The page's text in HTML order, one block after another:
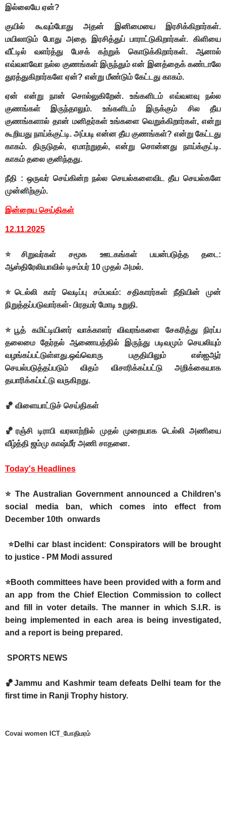
இல்லையே ஏன்?
குயில் கூவும்போது அதன் இனிமையை இரசிக்கிறார்கள்.
மயிலாடும் போது அதை இரசித்துப் பாராட்டுகிறார்கள். கிளியை
வீட்டில் வளர்த்து பேசக் கற்றுக் கொடுக்கிறார்கள். ஆனால்
எவ்வளவோ நல்ல குணங்கள் இருந்தும் என் இனத்தைக் கண்டாலே
துரத்துகிறார்களே ஏன்? என்று மீண்டும் கேட்டது காகம்.
ஏன் என்று நான் சொல்லுகிறேன். உங்களிடம் எவ்வளவு நல்ல
குணங்கள் இருந்தாலும். உங்களிடம் இருக்கும் சில தீய
குணங்களால் தான் மனிதர்கள் உங்களை வெறுக்கிறார்கள், என்று
கூறியது நாய்க்குட்டி. அப்படி என்ன தீய குணங்கள்? என்று கேட்டது
காகம். திருடுதல், ஏமாற்றுதல், என்று சொன்னது நாய்க்குட்டி.
காகம் தலை குனிந்தது.
நீதி : ஒருவர் செய்கின்ற நல்ல செயல்களைவிட தீய செயல்களே
முன்னிற்கும்.
இன்றைய செய்திகள்
12.11.2025
⭐சிறுவர்கள் சமூக ஊடகங்கள் பயன்படுத்த தடை:
ஆஸ்திரேலியாவில் டிசம்பர் 10 முதல் அமல்.
⭐டெல்லி கார் வெடிப்பு சம்பவம்: சதிகாரர்கள் நீதியின் முன்
நிறுத்தப்படுவார்கள்- பிரதமர் மோடி உறுதி.
⭐பூத் கமிட்டியினர் வாக்காளர் விவரங்களை சேகரித்து நிரப்ப
தலைமை தேர்தல் ஆணையத்தில் இருந்து படிவமும் செயலியும்
வழங்கப்பட்டுள்ளது.ஒவ்வொரு பகுதியிலும் எஸ்ஐஆர்
செயல்படுத்தப்படும் விதம் விசாரிக்கப்பட்டு அறிக்கையாக
தயாரிக்கப்பட்டு வருகிறது.
🏀 விளையாட்டுச் செய்திகள்
🏀ரஞ்சி டிராபி வரலாற்றில் முதல் முறையாக டெல்லி அணியை
வீழ்த்தி ஜம்மு காஷ்மீர் அணி சாதனை.
Today's Headlines
⭐ The Australian Government announced a Children's
social media ban, which comes into effect from
December 10th onwards
⭐Delhi car blast incident: Conspirators will be brought
to justice - PM Modi assured
⭐Booth committees have been provided with a form and
an app from the Chief Election Commission to collect
and fill in voter details. The manner in which S.I.R. is
being implemented in each area is being investigated,
and a report is being prepared.
SPORTS NEWS
🏀Jammu and Kashmir team defeats Delhi team for the
first time in Ranji Trophy history.
Covai women ICT_போதிமரம்